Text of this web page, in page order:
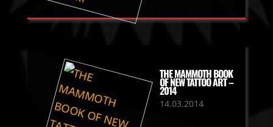
THE MAMMOTH BOOK
OF NEW TATTOO ART –
2014
14.03.2014